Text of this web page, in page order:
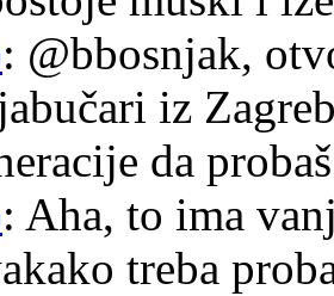
: @bbosnjak,
iz
da
: Aha, to ima
treba